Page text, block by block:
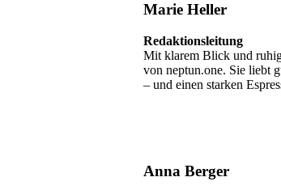
Marie Heller
Redaktionsleitung
Mit klarem Blick und
von neptun.one. Sie liebt
– und einen starken
Anna Berger